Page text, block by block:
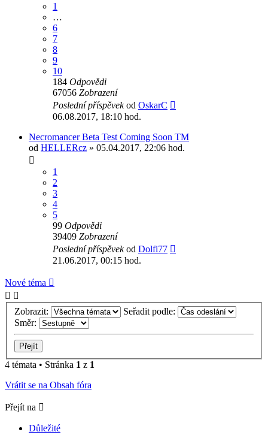
1
…
6
7
8
9
10
184 Odpovědi
67056 Zobrazení
Poslední příspěvekod OskarC
06.08.2017, 18:10 hod.
Necromancer Beta Test Coming Soon TM
od HELLERcz » 05.04.2017, 22:06 hod.
1
2
3
4
5
99 Odpovědi
39409 Zobrazení
Poslední příspěvekod Dolfi77
21.06.2017, 00:15 hod.
Nové téma
Zobrazit:
Seřadit podle:
Směr:
4 témata • Stránka 1 z 1
Vrátit se na Obsah fóra
Přejít na
Důležité